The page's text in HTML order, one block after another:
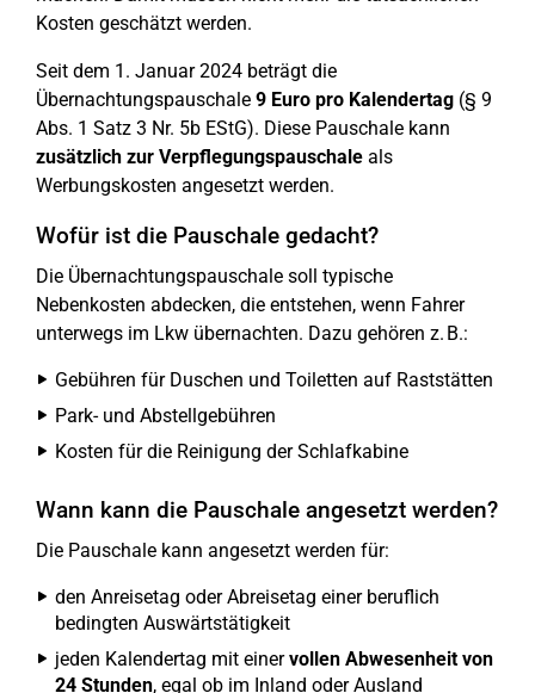
Kosten geschätzt werden.
Seit dem 1. Januar 2024 beträgt die
Übernachtungspauschale 9 Euro pro Kalendertag (§ 9
Abs. 1 Satz 3 Nr. 5b EStG). Diese Pauschale kann
zusätzlich zur Verpflegungspauschale als
Werbungskosten angesetzt werden.
Wofür ist die Pauschale gedacht?
Die Übernachtungspauschale soll typische
Nebenkosten abdecken, die entstehen, wenn Fahrer
unterwegs im Lkw übernachten. Dazu gehören z. B.:
Gebühren für Duschen und Toiletten auf Raststätten
Park- und Abstellgebühren
Kosten für die Reinigung der Schlafkabine
Wann kann die Pauschale angesetzt werden?
Die Pauschale kann angesetzt werden für:
den Anreisetag oder Abreisetag einer beruflich
bedingten Auswärtstätigkeit
jeden Kalendertag mit einervollen Abwesenheit von
24 Stunden, egal ob im Inland oder Ausland